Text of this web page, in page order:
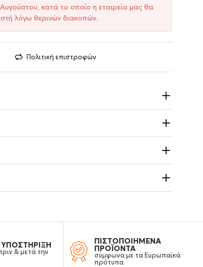
κατά το οποίο η εταιρεία μας θα
λόγω θερινών διακοπών.
Πολιτική επιστροφών
& μετά την
ΠΙΣΤΟΠΟΙΗΜΕΝΑ
ΠΡΟΪΟΝΤΑ
σύμφωνα με τα Ευρωπαϊκά
πρότυπα